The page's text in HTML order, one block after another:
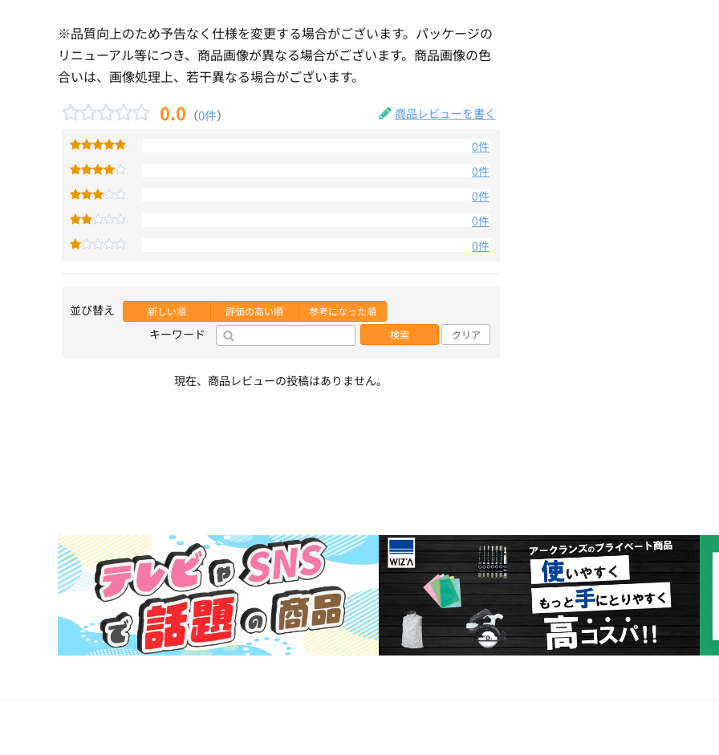
※品質向上のため予告なく仕様を変更する場合がございます。パッケージの
リニューアル等につき、商品画像が異なる場合がございます。商品画像の色
合いは、画像処理上、若干異なる場合がございます。
0.0 （0件） 商品レビューを書く
0件
0件
0件
0件
0件
並び替え 新しい順 評価の高い順 参考になった順
キーワード 検索 クリア
現在、商品レビューの投稿はありません。